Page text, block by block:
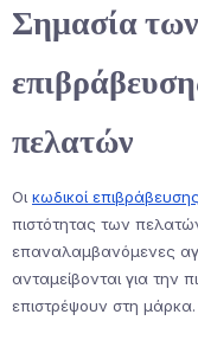
Σημασία
πελατών
Οι κωδικοί επιβράβευσης
πιστότητας των
επαναλαμβανόμενες
ανταμείβονται για την
επιστρέψουν στη μάρκα.